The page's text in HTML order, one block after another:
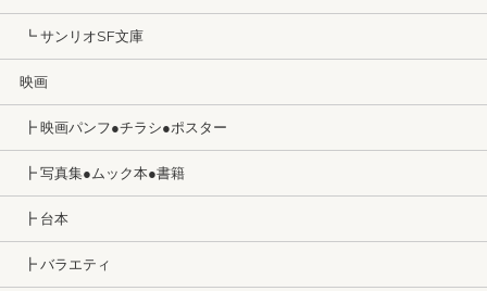
┗ サンリオSF文庫
映画
┣ 映画パンフ●チラシ●ポスター
┣ 写真集●ムック本●書籍
┣ 台本
┣ バラエティ